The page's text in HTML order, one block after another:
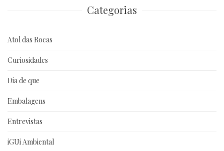
Categorias
Atol das Rocas
Curiosidades
Dia de que
Embalagens
Entrevistas
iGUi Ambiental